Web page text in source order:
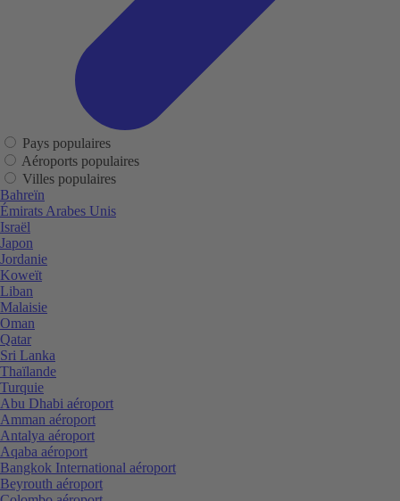
Pays populaires
Aéroports populaires
Villes populaires
Bahreïn
Émirats Arabes Unis
Israël
Japon
Jordanie
Koweït
Liban
Malaisie
Oman
Qatar
Sri Lanka
Thaïlande
Turquie
Abu Dhabi aéroport
Amman aéroport
Antalya aéroport
Aqaba aéroport
Bangkok International aéroport
Beyrouth aéroport